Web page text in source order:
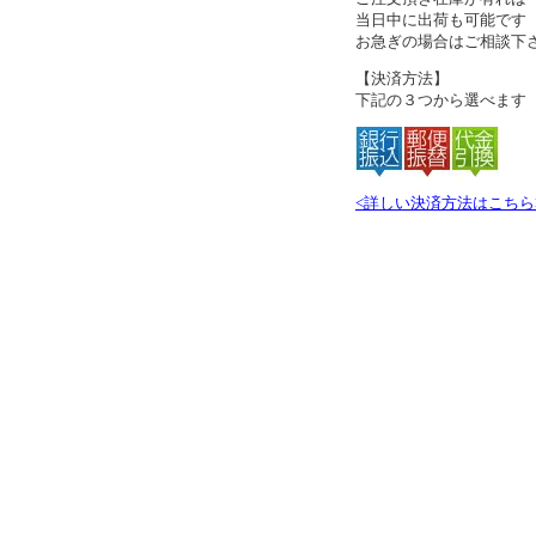
当日中に出荷も可能です
お急ぎの場合はご相談下
【決済方法】
下記の３つから選べます
<詳しい決済方法はこち